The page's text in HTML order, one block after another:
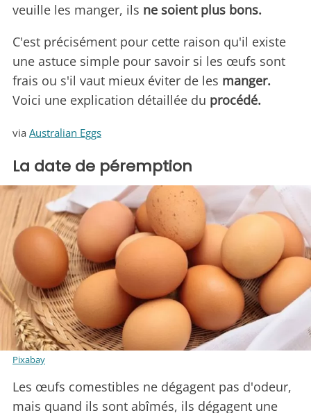
veuille les manger, ils ne soient plus bons.
C'est précisément pour cette raison qu'il existe
une astuce simple pour savoir si les œufs sont
frais ou s'il vaut mieux éviter de les manger.
Voici une explication détaillée du procédé.
via Australian Eggs
La date de péremption
Pixabay
Les œufs comestibles ne dégagent pas d'odeur,
mais quand ils sont abîmés, ils dégagent une